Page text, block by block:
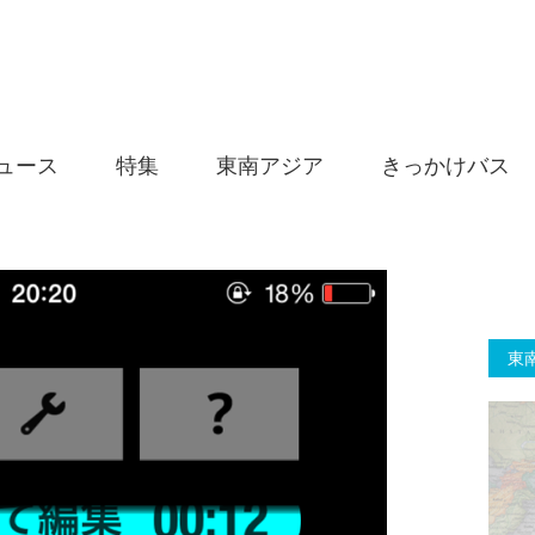
ース 特集 東南アジア きっかけバス
東